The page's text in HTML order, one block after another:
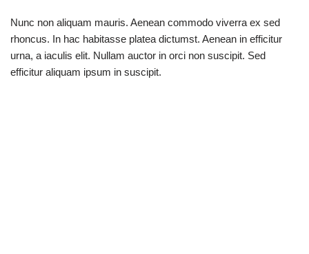
Nunc non aliquam mauris. Aenean commodo viverra ex sed
rhoncus. In hac habitasse platea dictumst. Aenean in efficitur
urna, a iaculis elit. Nullam auctor in orci non suscipit. Sed
efficitur aliquam ipsum in suscipit.